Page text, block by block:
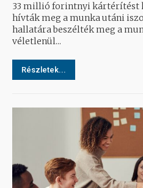
33 millió forintnyi kártérítést
hívták meg a munka utáni
hallatára beszélték meg a
véletlenül...
Részletek...